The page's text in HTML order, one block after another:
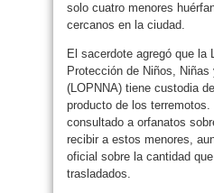
solo cuatro menores
cercanos en la ciudad.
El sacerdote agregó que la
Protección de Niños, Niñas
(LOPNNA) tiene custodia
producto de los
consultado a orfanatos
recibir a estos menores,
oficial sobre la cantidad
trasladados.